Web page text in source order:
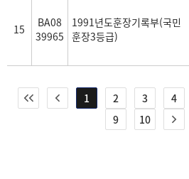
15
BA08
39965
1991년도훈장기록부(국민
훈장3등급)
1 2 3 4
9
10